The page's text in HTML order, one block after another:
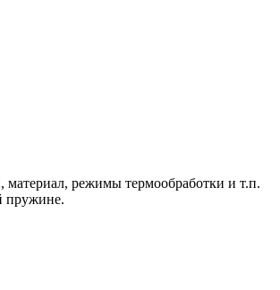
материал, режимы термообработки и т.п.
пружине.